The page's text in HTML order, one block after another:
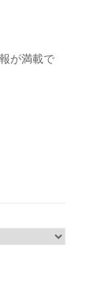
が満載で